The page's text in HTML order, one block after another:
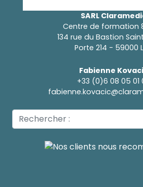
SARL
Centre de formation
134 rue du Bastion
Porte 214 - 59000
Fabienne
+33 (0)6 08 05 01